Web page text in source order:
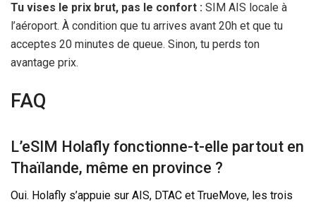
Tu vises le prix brut, pas le confort : SIM AIS locale à
l’aéroport. À condition que tu arrives avant 20h et que tu
acceptes 20 minutes de queue. Sinon, tu perds ton
avantage prix.
FAQ
L’eSIM Holafly fonctionne-t-elle partout en
Thaïlande, même en province ?
Oui. Holafly s’appuie sur AIS, DTAC et TrueMove, les trois